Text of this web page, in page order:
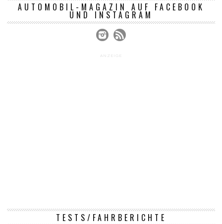
AUTOMOBIL-MAGAZIN AUF FACEBOOK
UND INSTAGRAM
ANZEIGE
TESTS/FAHRBERICHTE